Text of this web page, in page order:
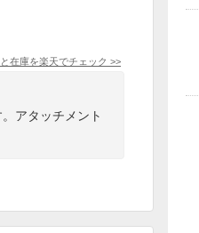
在庫を楽天でチェック >>
アタッチメント